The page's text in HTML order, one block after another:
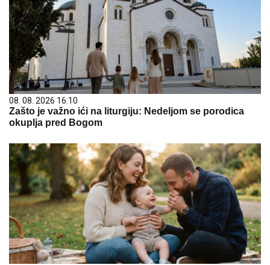
08. 08. 2026 16:10
Zašto je važno ići na liturgiju: Nedeljom se porodica
okuplja pred Bogom